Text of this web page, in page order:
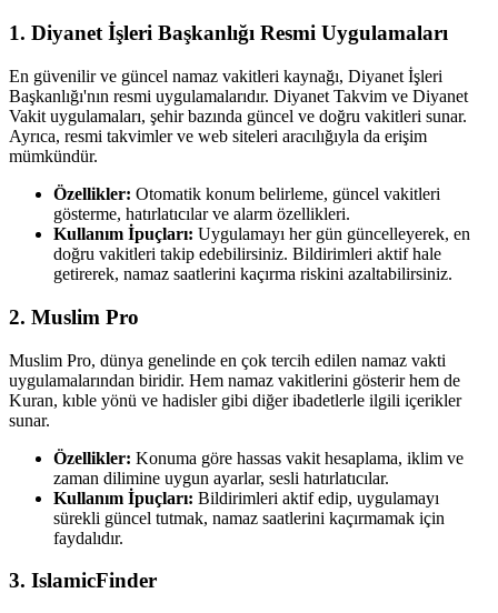
1. Diyanet İşleri Başkanlığı Resmi Uygulamaları
En güvenilir ve güncel namaz vakitleri kaynağı, Diyanet İşleri
Başkanlığı'nın resmi uygulamalarıdır. Diyanet Takvim ve Diyanet
Vakit uygulamaları, şehir bazında güncel ve doğru vakitleri sunar.
Ayrıca, resmi takvimler ve web siteleri aracılığıyla da erişim
mümkündür.
Özellikler: Otomatik konum belirleme, güncel vakitleri
gösterme, hatırlatıcılar ve alarm özellikleri.
Kullanım İpuçları: Uygulamayı her gün güncelleyerek, en
doğru vakitleri takip edebilirsiniz. Bildirimleri aktif hale
getirerek, namaz saatlerini kaçırma riskini azaltabilirsiniz.
2. Muslim Pro
Muslim Pro, dünya genelinde en çok tercih edilen namaz vakti
uygulamalarından biridir. Hem namaz vakitlerini gösterir hem de
Kuran, kıble yönü ve hadisler gibi diğer ibadetlerle ilgili içerikler
sunar.
Özellikler: Konuma göre hassas vakit hesaplama, iklim ve
zaman dilimine uygun ayarlar, sesli hatırlatıcılar.
Kullanım İpuçları: Bildirimleri aktif edip, uygulamayı
sürekli güncel tutmak, namaz saatlerini kaçırmamak için
faydalıdır.
3. IslamicFinder